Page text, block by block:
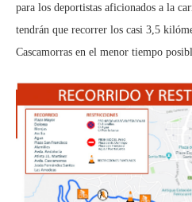
para los deportistas aficionados a la
tendrán que recorrer los casi 3,5
Cascamorras en el menor tiempo